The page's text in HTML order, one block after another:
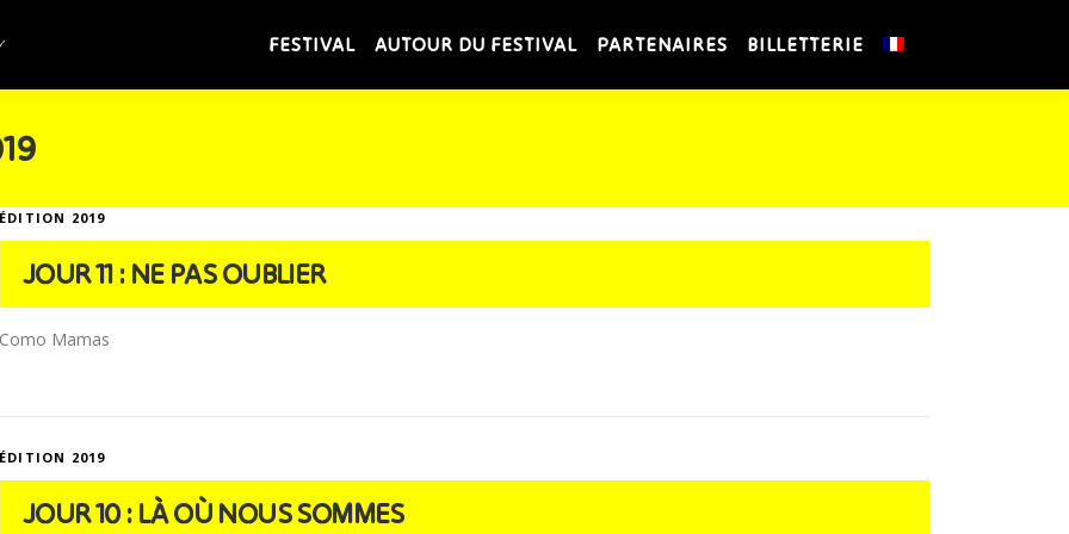
FESTIVAL AUTOUR DU FESTIVAL PARTENAIRES BILLETTERIE
ÉDITION 2019
JOUR 11 : NE PAS OUBLIER
Como Mamas
ÉDITION 2019
JOUR 10 : LÀ OÙ NOUS SOMMES